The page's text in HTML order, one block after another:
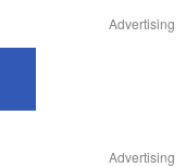
Advertising
Advertising